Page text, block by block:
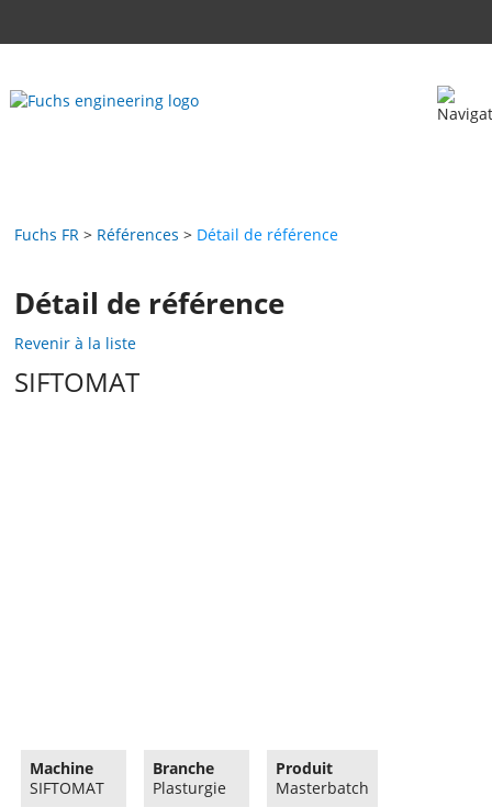
Fuchs FR Références Détail de référence
Détail de référence
Revenir à la liste
SIFTOMAT
Machine
SIFTOMAT
Branche
Plasturgie
Produit
Masterbatch